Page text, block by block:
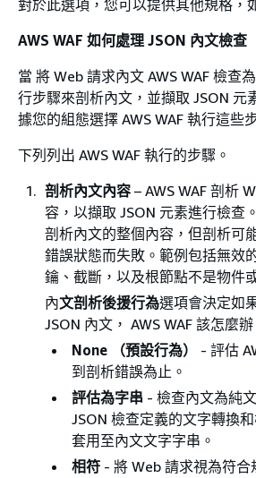
對於此選項，您可以提供其他規格，
AWS WAF 如何處理 JSON 內文檢查
當 將 Web 請求內文 AWS WAF 檢查
行步驟來剖析內文，並擷取 JSON 元
據您的組態選擇 AWS WAF 執行這些
下列列出 AWS WAF 執行的步驟。
剖析內文內容 – AWS WAF 剖析
容，以擷取 JSON 元素進行檢查
剖析內文的整個內容，但剖析可
錯誤狀態而失敗。範例包括無效
鑰、截斷，以及根節點不是物件
內文剖析後援行為選項會決定如
JSON 內文， AWS WAF 該怎麼辦
None （預設行為）
- 評估
到剖析錯誤為止。
評估為字串 - 檢查內文為純
JSON 檢查定義的文字轉換
套用至內文文字字串。
相符 - 將 Web 請求視為符